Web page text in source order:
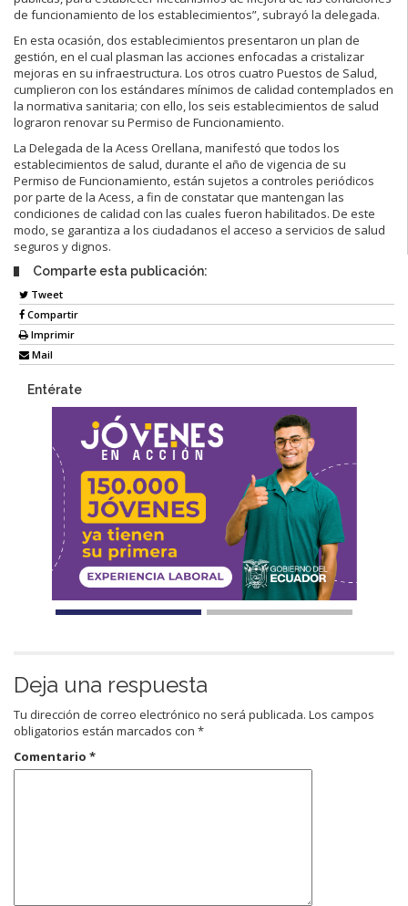
de funcionamiento de los establecimientos”, subrayó la delegada.
En esta ocasión, dos establecimientos presentaron un plan de
gestión, en el cual plasman las acciones enfocadas a cristalizar
mejoras en su infraestructura. Los otros cuatro Puestos de Salud,
cumplieron con los estándares mínimos de calidad contemplados en
la normativa sanitaria; con ello, los seis establecimientos de salud
lograron renovar su Permiso de Funcionamiento.
La Delegada de la Acess Orellana, manifestó que todos los
establecimientos de salud, durante el año de vigencia de su
Permiso de Funcionamiento, están sujetos a controles periódicos
por parte de la Acess, a fin de constatar que mantengan las
condiciones de calidad con las cuales fueron habilitados. De este
modo, se garantiza a los ciudadanos el acceso a servicios de salud
seguros y dignos.
Comparte esta publicación:
Tweet
Compartir
Imprimir
Mail
Entérate
Deja una respuesta
Tu dirección de correo electrónico no será publicada. Los campos
obligatorios están marcados con *
Comentario *